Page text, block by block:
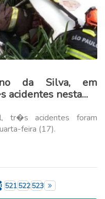
da Silva, em
nesta...
tr�s acidentes foram
feira (17).
521522523